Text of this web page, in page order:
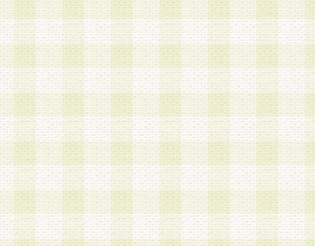
第5条 会員の登録情報
1.当社は、会員の登録情報に含まれる氏名・住所
アドレス等会員個人を識別できる情報を当社が別
シーポリシー
」に基づき適切に取り扱うものとし
は、当該個人情報を以下の各号に定める目的に利
す。なお、これら事項以外の目的で個人情報を利
かじめ会員の同意を得たうえで利用するものとし
a.本サービスの実施または運営
b.本サービスに係る謝礼、景品、調査サンプル品
c.会員からの電話、メール等の問い合わせなどへ
d.その他これらに付随する業務
2.当社は、会員個人を識別することのできる情報
会員情報を本人の承諾なく第三者に開示すること